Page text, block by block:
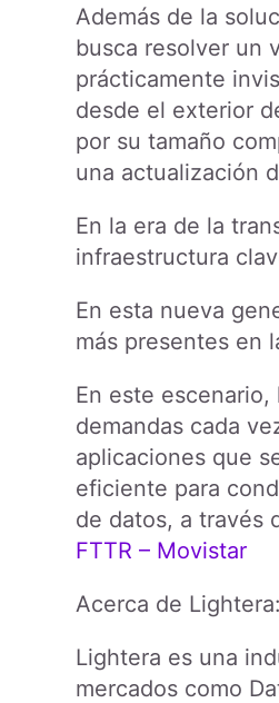
Además de la
busca resolver un
prácticamente
desde el exterior
por su tamaño
una actualización
En la era de la
infraestructura
En esta nueva
más presentes en
En este
demandas cada
aplicaciones que
eficiente para
de datos, a través
FTTR – Movistar
Acerca de Lightera:
Lightera es una
mercados como